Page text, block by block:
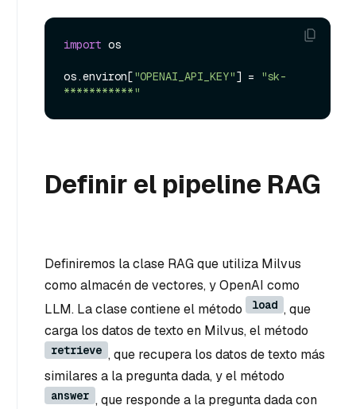
import os
os.environ["OPENAI_API_KEY"] =
"sk-
***********"
Definir el pipeline RAG
Definiremos la clase RAG que utiliza Milvus
como almacén de vectores, y OpenAI como
LLM. La clase contiene el método
load , que
carga los datos de texto en Milvus, el método
retrieve , que recupera los datos de texto más
similares a la pregunta dada, y el método
answer , que responde a la pregunta dada con